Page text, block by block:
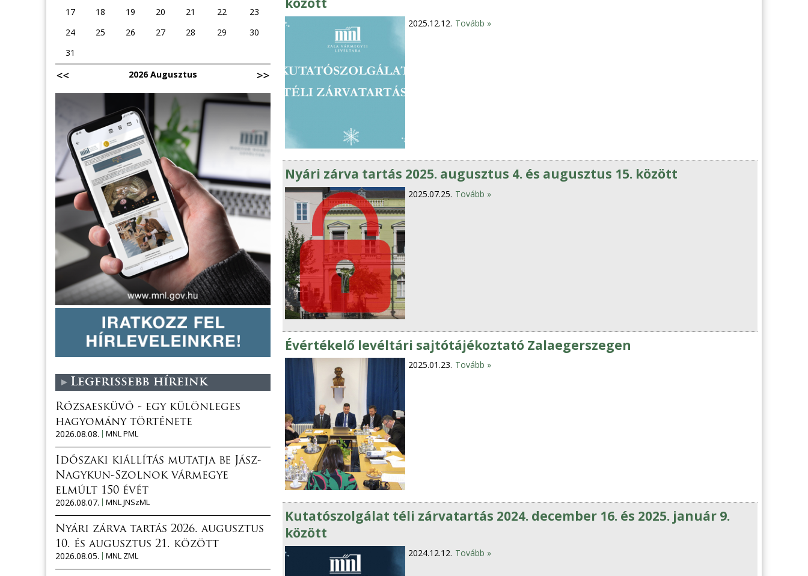
2025.12.12. Tovább »
Nyári zárva tartás 2025. augusztus 4. és augusztus 15. között
2025.07.25. Tovább »
Évértékelő levéltári sajtótájékoztató Zalaegerszegen
2025.01.23. Tovább »
Kutatószolgálat téli zárvatartás 2024. december 16. és 2025. január 9.
között
2024.12.12. Tovább »
17
18 19 20 21 22
23
24
25 26 27 28 29
30
31
2026 Augusztus
Legfrissebb híreink
Rózsaesküvő - egy különleges
hagyomány története
2026.08.08.
MNL PML
Időszaki kiállítás mutatja be Jász-
Nagykun-Szolnok vármegye
elmúlt 150 évét
2026.08.07.
MNL JNSzML
Nyári zárva tartás 2026. augusztus
10. és augusztus 21. között
2026.08.05.
MNL ZML